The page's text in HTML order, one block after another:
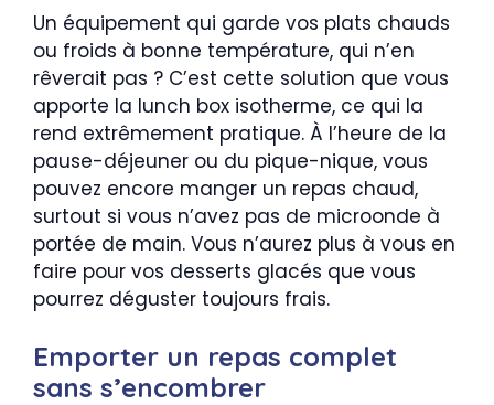
Un équipement qui garde vos plats chauds
ou froids à bonne température, qui n’en
rêverait pas ? C’est cette solution que vous
apporte la lunch box isotherme, ce qui la
rend extrêmement pratique. À l’heure de la
pause-déjeuner ou du pique-nique, vous
pouvez encore manger un repas chaud,
surtout si vous n’avez pas de microonde à
portée de main. Vous n’aurez plus à vous en
faire pour vos desserts glacés que vous
pourrez déguster toujours frais.
Emporter un repas complet
sans s’encombrer